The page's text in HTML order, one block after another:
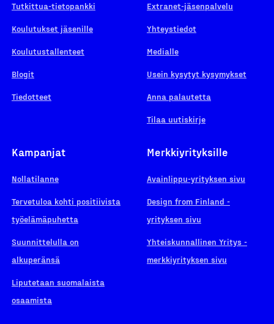
Tutkittua-tietopankki
Koulutukset jäsenille
Koulutustallenteet
Blogit
Tiedotteet
Extranet-jäsenpalvelu
Yhteystiedot
Medialle
Usein kysytyt kysymykset
Anna palautetta
Tilaa uutiskirje
Kampanjat
Nollatilanne
Tervetuloa kohti positiivista
työelämäpuhetta
Suunnittelulla on
alkuperänsä
Liputetaan suomalaista
osaamista
Merkkiyrityksille
Avainlippu-yrityksen sivu
Design from Finland -
yrityksen sivu
Yhteiskunnallinen Yritys -
merkkiyrityksen sivu